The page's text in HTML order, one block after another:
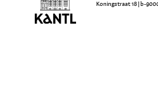
Koningstraat 18 | b-